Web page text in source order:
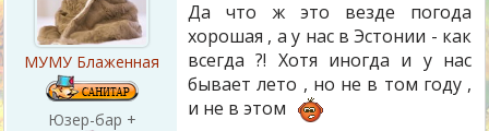
МУМУ Блаженная
Юзер-бар +
Да что ж это везде погода
хорошая , а у нас в Эстонии - как
всегда ?! Хотя иногда и у нас
бывает лето , но не в том году ,
и не в этом